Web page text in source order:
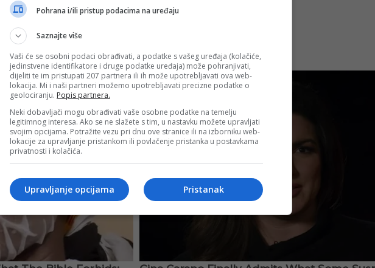
Pohrana i/ili pristup podacima na uređaju
Saznajte više
Vaši će se osobni podaci obrađivati, a podatke s vašeg uređaja (kolačiće,
jedinstvene identifikatore i druge podatke uređaja) može pohranjivati,
dijeliti te im pristupati 207 partnera ili ih može upotrebljavati ova web-
lokacija. Mi i naši partneri možemo upotrebljavati precizne podatke o
geolociranju. Popis partnera.
Neki dobavljači mogu obrađivati vaše osobne podatke na temelju
legitimnog interesa. Ako se ne slažete s tim, u nastavku možete upravljati
svojim opcijama. Potražite vezu pri dnu ove stranice ili na izborniku web-
lokacije za upravljanje pristankom ili povlačenje pristanka u postavkama
privatnosti i kolačića.
Pristanak
Upravljanje opcijama